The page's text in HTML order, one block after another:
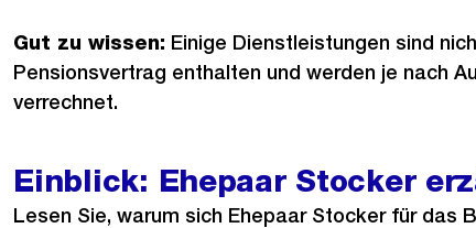
Gut zu wissen: Einige Dienstleistungen sind
Pensionsvertrag enthalten und werden je nach
verrechnet.
Einblick: Ehepaar Stocker
Lesen Sie, warum sich Ehepaar Stocker für das